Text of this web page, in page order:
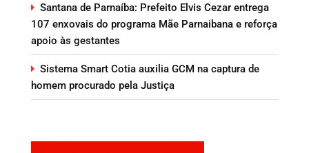
Santana de Parnaíba: Prefeito Elvis Cezar entrega
107 enxovais do programa Mãe Parnaibana e reforça
apoio às gestantes
Sistema Smart Cotia auxilia GCM na captura de
homem procurado pela Justiça